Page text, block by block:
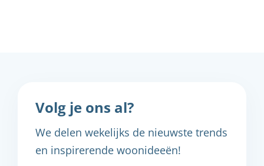
Volg je ons al?
We delen wekelijks de nieuwste trends
en inspirerende woonideeën!